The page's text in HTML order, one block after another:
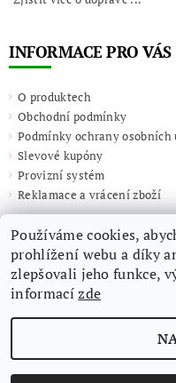
INFORMACE PRO VÁS
O produktech
Obchodní podmínky
Podmínky ochrany osobních
Slevové kupóny
Provizní systém
Reklamace a vrácení zboží
Používáme cookies,
prohlížení webu a díky
zlepšovali jeho funkce,
informacízde